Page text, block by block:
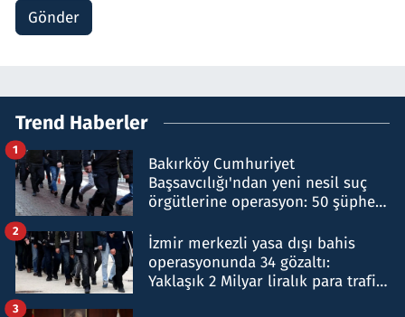
Gönder
Trend Haberler
Bakırköy Cumhuriyet
Başsavcılığı'ndan yeni nesil suç
örgütlerine operasyon: 50 şüpheli
1
İzmir merkezli yasa dışı bahis
operasyonunda 34 gözaltı:
Yaklaşık 2 Milyar liralık para trafiği
2
3